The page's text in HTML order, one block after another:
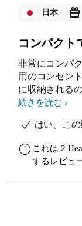
日本
コンパクト
非常にコンパ
用のコンセン
に収納される
に最適と思う。
続きを読む
はい、こ
これは 2
するレビュ